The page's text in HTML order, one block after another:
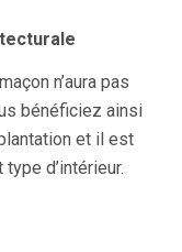
n’aura pas
bénéficiez ainsi
et il est
d’intérieur.